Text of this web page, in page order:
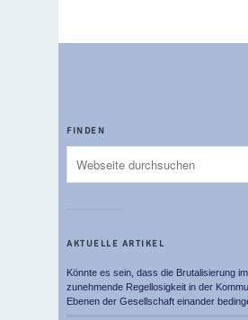
FINDEN
AKTUELLE ARTIKEL
Könnte es sein, dass die Brutalisierung
zunehmende Regellosigkeit in der
Ebenen der Gesellschaft einander